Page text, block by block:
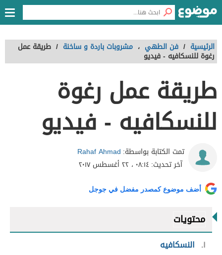
الرئيسية / فن الطهي ، مشروبات باردة و ساخنة / طريقة عمل
رغوة للنسكافيه - فيديو
طريقة عمل رغوة
للنسكافيه - فيديو
تمت الكتابة بواسطة: Rahaf Ahmad
آخر تحديث:٠٨:١٤ ، ٢٢ أغسطس ٢٠١٧
أضف موضوع كمصدر مفضل في جوجل
محتويات
١
النسكافيه